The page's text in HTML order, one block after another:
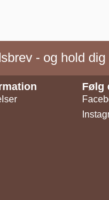
- og hold dig
Følg